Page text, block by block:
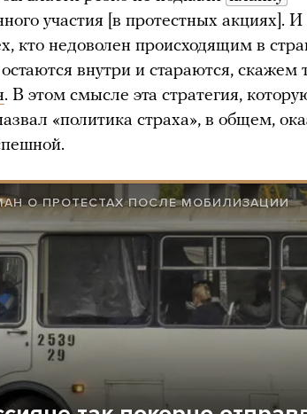
участия [в протестных акциях].
кто недоволен происходящим в
внутри и стараются, скажем
. В этом смысле эта стратегия,
«политика страха», в общем,
О ПРОТЕСТАХ ПОСЛЕ МОБИЛИЗАЦИИ